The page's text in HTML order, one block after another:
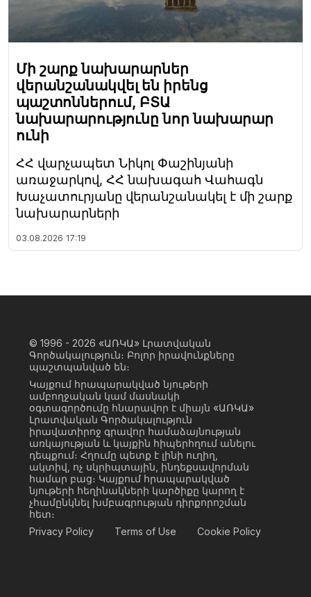
Մի շարք նախարարներ
վերանշանակվել են իրենց
պաշտոններում, ԲՏԱ
նախարարությունը նոր նախարար
ունի
ՀՀ վարչապետ Նիկոլ Փաշինյանի
առաջարկով, ՀՀ նախագահ Վահագն
Խաչատուրյանը վերանշանակել է մի շարք
նախարարների
03.08.2026 17:19
© 1996 - 2026 «ԱՌԿԱ» Լրատվական
Գործակալություն։ Բոլոր իրավունքները
պաշտպանված են։
Կայքում հրապարակված նյութերի
ամբողջական կամ մասնակի
օգտագործումը հնարավոր է միայն «ԱՌԿԱ»
Լրատվական Գործակալություն
իրավատիրոջ գրավոր համաձայնության
առկայության և կայքին հիպերհղում անելու
դեպքում։ Հղումը պետք է լինի ուղիղ,
ակտիվ, ոչ սկրիպտային, ինդեքսավորման
համար բաց։ Կայքում հրապարակված
նյութերի հեղինակների կարծիքը կարող է
չհամընկնել խմբագրության դիրքորոշման
հետ։
Privacy Policy
Terms of Use Cookie Policy